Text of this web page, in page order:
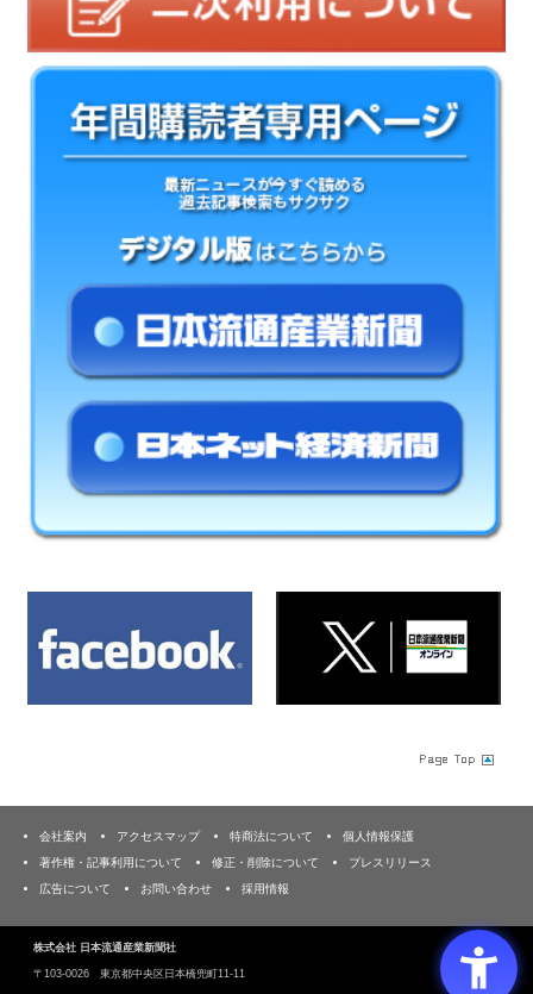
会社案内 アクセスマップ 特商法について
個人情報保護
著作権・記事利用について
修正・削除について
プレスリリース
広告について
お問い合わせ 採用情報
株式会社 日本流通産業新聞社
〒103‐0026 東京都中央区日本橋兜町11-11